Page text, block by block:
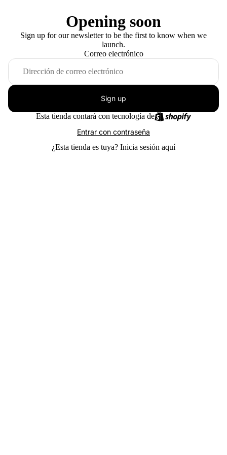
Opening soon
Sign up for our newsletter to be the first to know when we
launch.
Correo electrónico
Sign up
Esta tienda contará con tecnología de
Entrar con contraseña
¿Esta tienda es tuya? Inicia sesión aquí